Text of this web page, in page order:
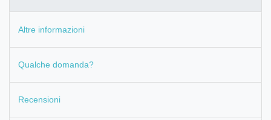
Altre informazioni
Qualche domanda?
Recensioni